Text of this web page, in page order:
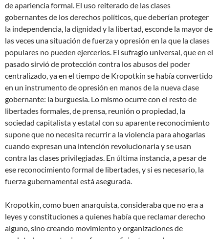
de apariencia formal. El uso reiterado de las clases
gobernantes de los derechos políticos, que deberían proteger
la independencia, la dignidad y la libertad, esconde la mayor de
las veces una situación de fuerza y opresión en la que la clases
populares no pueden ejercerlos. El sufragio universal, que en el
pasado sirvió de protección contra los abusos del poder
centralizado, ya en el tiempo de Kropotkin se había convertido
en un instrumento de opresión en manos de la nueva clase
gobernante: la burguesía. Lo mismo ocurre con el resto de
libertades formales, de prensa, reunión o propiedad, la
sociedad capitalista y estatal con su aparente reconocimiento
supone que no necesita recurrir a la violencia para ahogarlas
cuando expresan una intención revolucionaria y se usan
contra las clases privilegiadas. En última instancia, a pesar de
ese reconocimiento formal de libertades, y si es necesario, la
fuerza gubernamental está asegurada.
Kropotkin, como buen anarquista, consideraba que no era a
leyes y constituciones a quienes había que reclamar derecho
alguno, sino creando movimiento y organizaciones de